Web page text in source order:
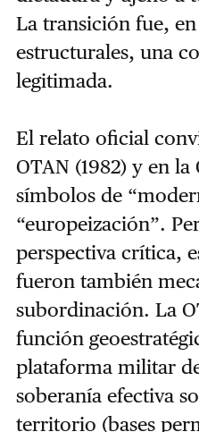
La transición fue,
estructurales, una
legitimada.
El relato oficial
OTAN (1982) y en la
símbolos de
“europeización”.
perspectiva crítica,
fueron también
subordinación. La
función
plataforma militar
soberanía efectiva
territorio (bases